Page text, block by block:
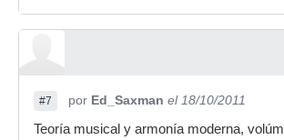
#7 por Ed_Saxman el 18/10/2011
Teoría musical y armonía moderna,